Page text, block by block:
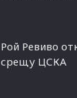
Рой Ревиво
срещу ЦСКА